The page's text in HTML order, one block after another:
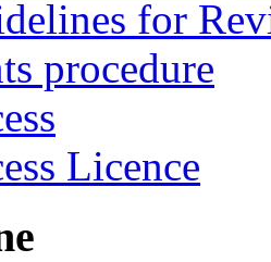
for
procedure
Licence